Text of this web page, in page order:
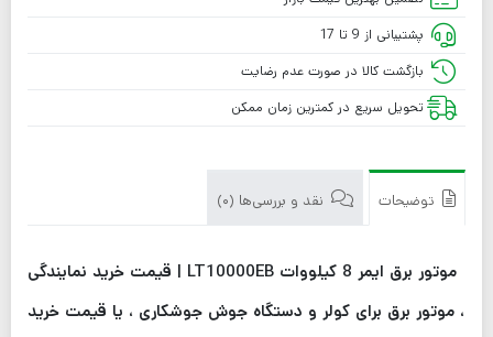
پشتیبانی از 9 تا 17
بازگشت کالا در صورت عدم رضایت
تحویل سریع در کمترین زمان ممکن
توضیحات نقد و بررسی‌ها (0)
موتور برق ایمر 8 کیلووات LT10000EB | قیمت خرید نمایندگی
، موتور برق برای کولر و دستگاه جوش جوشکاری ، یا قیمت خرید